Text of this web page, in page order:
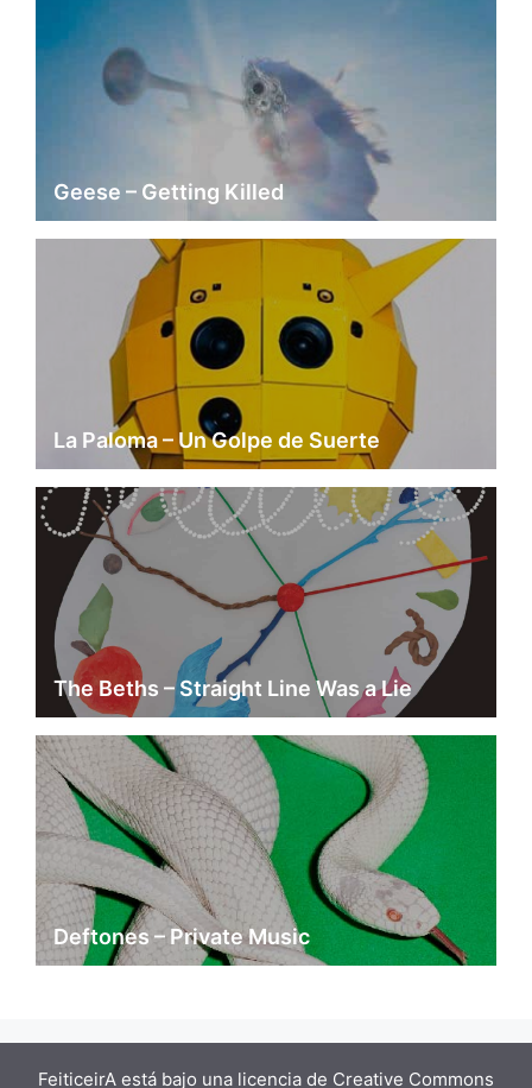
Geese – Getting Killed
La Paloma – Un Golpe de Suerte
The Beths – Straight Line Was a Lie
Deftones – Private Music
FeiticeirA está bajo una licencia de Creative Commons